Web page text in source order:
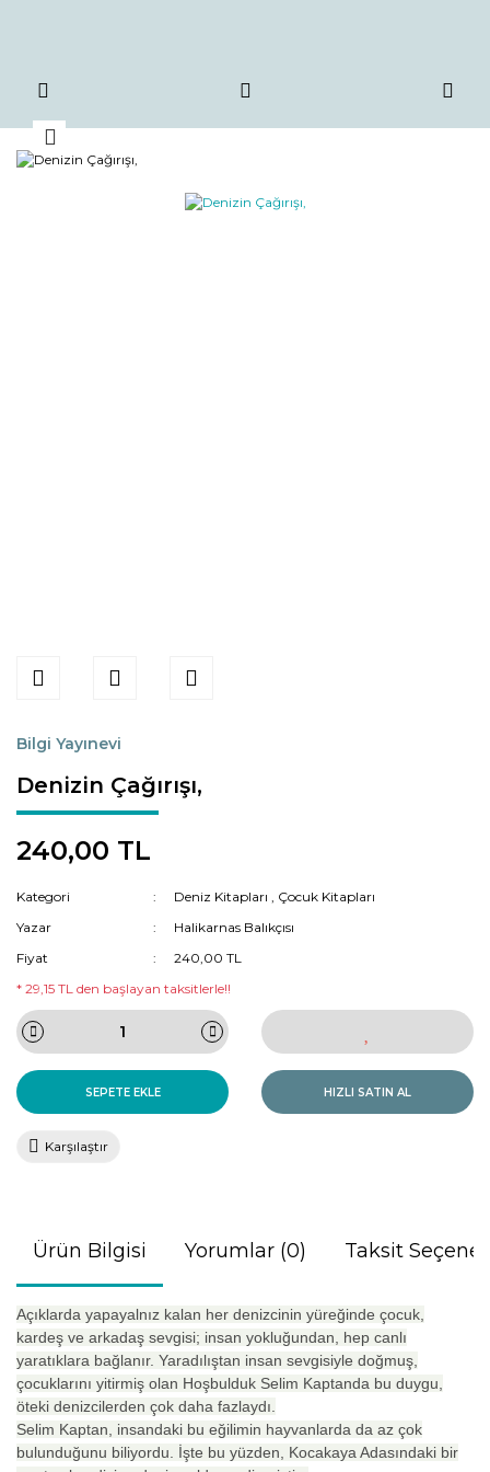
Bilgi Yayınevi
Denizin Çağırışı,
240,00 TL
Kategori Deniz Kitapları , Çocuk Kitapları
Yazar
Halikarnas Balıkçısı
Fiyat
240,00 TL
* 29,15 TL den başlayan taksitlerle!!
SEPETE EKLE HIZLI SATIN AL
Karşılaştır
Ürün Bilgisi Yorumlar (0) Taksit
Açıklarda yapayalnız kalan her denizcinin yüreğinde çocuk,
kardeş ve arkadaş sevgisi; insan yokluğundan, hep canlı
yaratıklara bağlanır. Yaradılıştan insan sevgisiyle doğmuş,
çocuklarını yitirmiş olan Hoşbulduk Selim Kaptanda bu duygu,
öteki denizcilerden çok daha fazlaydı.
Selim Kaptan, insandaki bu eğilimin hayvanlarda da az çok
bulunduğunu biliyordu. İşte bu yüzden, Kocakaya Adasındaki bir